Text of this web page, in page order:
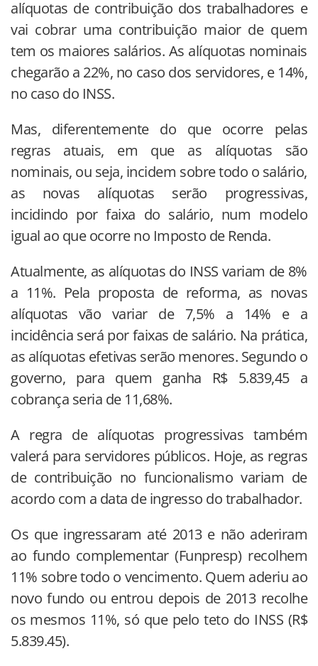
alíquotas de contribuição dos trabalhadores e
vai cobrar uma contribuição maior de quem
tem os maiores salários. As alíquotas nominais
chegarão a 22%, no caso dos servidores, e 14%,
no caso do INSS.
Mas, diferentemente do que ocorre pelas
regras atuais, em que as alíquotas são
nominais, ou seja, incidem sobre todo o salário,
as novas alíquotas serão progressivas,
incidindo por faixa do salário, num modelo
igual ao que ocorre no Imposto de Renda.
Atualmente, as alíquotas do INSS variam de 8%
a 11%. Pela proposta de reforma, as novas
alíquotas vão variar de 7,5% a 14% e a
incidência será por faixas de salário. Na prática,
as alíquotas efetivas serão menores. Segundo o
governo, para quem ganha R$ 5.839,45 a
cobrança seria de 11,68%.
A regra de alíquotas progressivas também
valerá para servidores públicos. Hoje, as regras
de contribuição no funcionalismo variam de
acordo com a data de ingresso do trabalhador.
Os que ingressaram até 2013 e não aderiram
ao fundo complementar (Funpresp) recolhem
11% sobre todo o vencimento. Quem aderiu ao
novo fundo ou entrou depois de 2013 recolhe
os mesmos 11%, só que pelo teto do INSS (R$
5.839.45).